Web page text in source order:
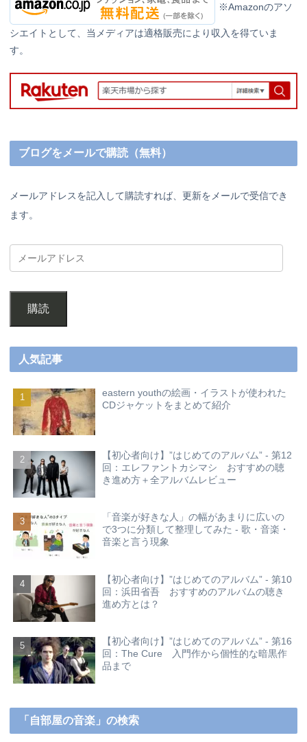
※Amazonのアソ
シエイトとして、当メディアは適格販売により収入を得ていま
す。
ブログをメールで購読（無料）
メールアドレスを記入して購読すれば、更新をメールで受信でき
ます。
購読
人気記事
eastern youthの絵画・イラストが使われた
CDジャケットをまとめて紹介
【初心者向け】”はじめてのアルバム” - 第12
回：エレファントカシマシ おすすめの聴
き進め方＋全アルバムレビュー
「音楽が好きな人」の幅があまりに広いの
で3つに分類して整理してみた - 歌・音楽・
音楽と言う現象
【初心者向け】”はじめてのアルバム” - 第10
回：浜田省吾 おすすめのアルバムの聴き
進め方とは？
【初心者向け】”はじめてのアルバム” - 第16
回：The Cure 入門作から個性的な暗黒作
品まで
「自部屋の音楽」の検索